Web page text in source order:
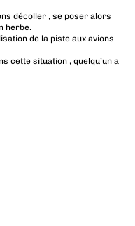
décoller , se poser alors
herbe.
de la piste aux avions
cette situation , quelqu’un a